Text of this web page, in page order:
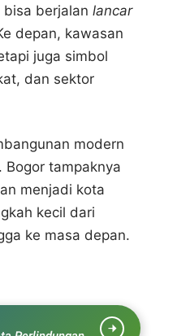
bisa berjalan lancar
depan, kawasan
juga simbol
dan sektor
modern
tampaknya
menjadi kota
kecil dari
ke masa depan.